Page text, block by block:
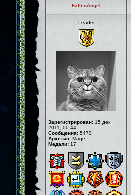
FallenAngel
Leader
Зарегистрирован: 15 дек
2011, 00:44
Сообщения: 5470
Архетип: Mage
Медали: 17